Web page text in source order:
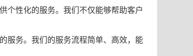
个性化的服务。我们不仅能够帮助客户
服务。我们的服务流程简单、高效，能